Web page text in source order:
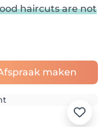
haircuts are not
maken